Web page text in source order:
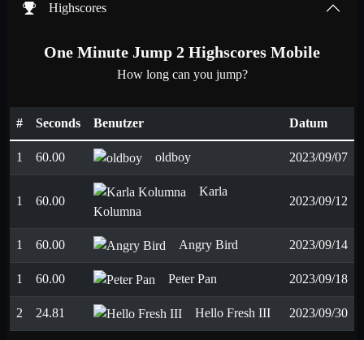
Highscores
One Minute Jump 2 Highscores Mobile
How long can you jump?
# Seconds Benutzer Datum
1 60.00 oldboy 2023/09/07
1 60.00
Karla
Kolumna
2023/09/12
1 60.00 Angry Bird 2023/09/14
1 60.00 Peter Pan 2023/09/18
2 24.81 Hello Fresh III 2023/09/30